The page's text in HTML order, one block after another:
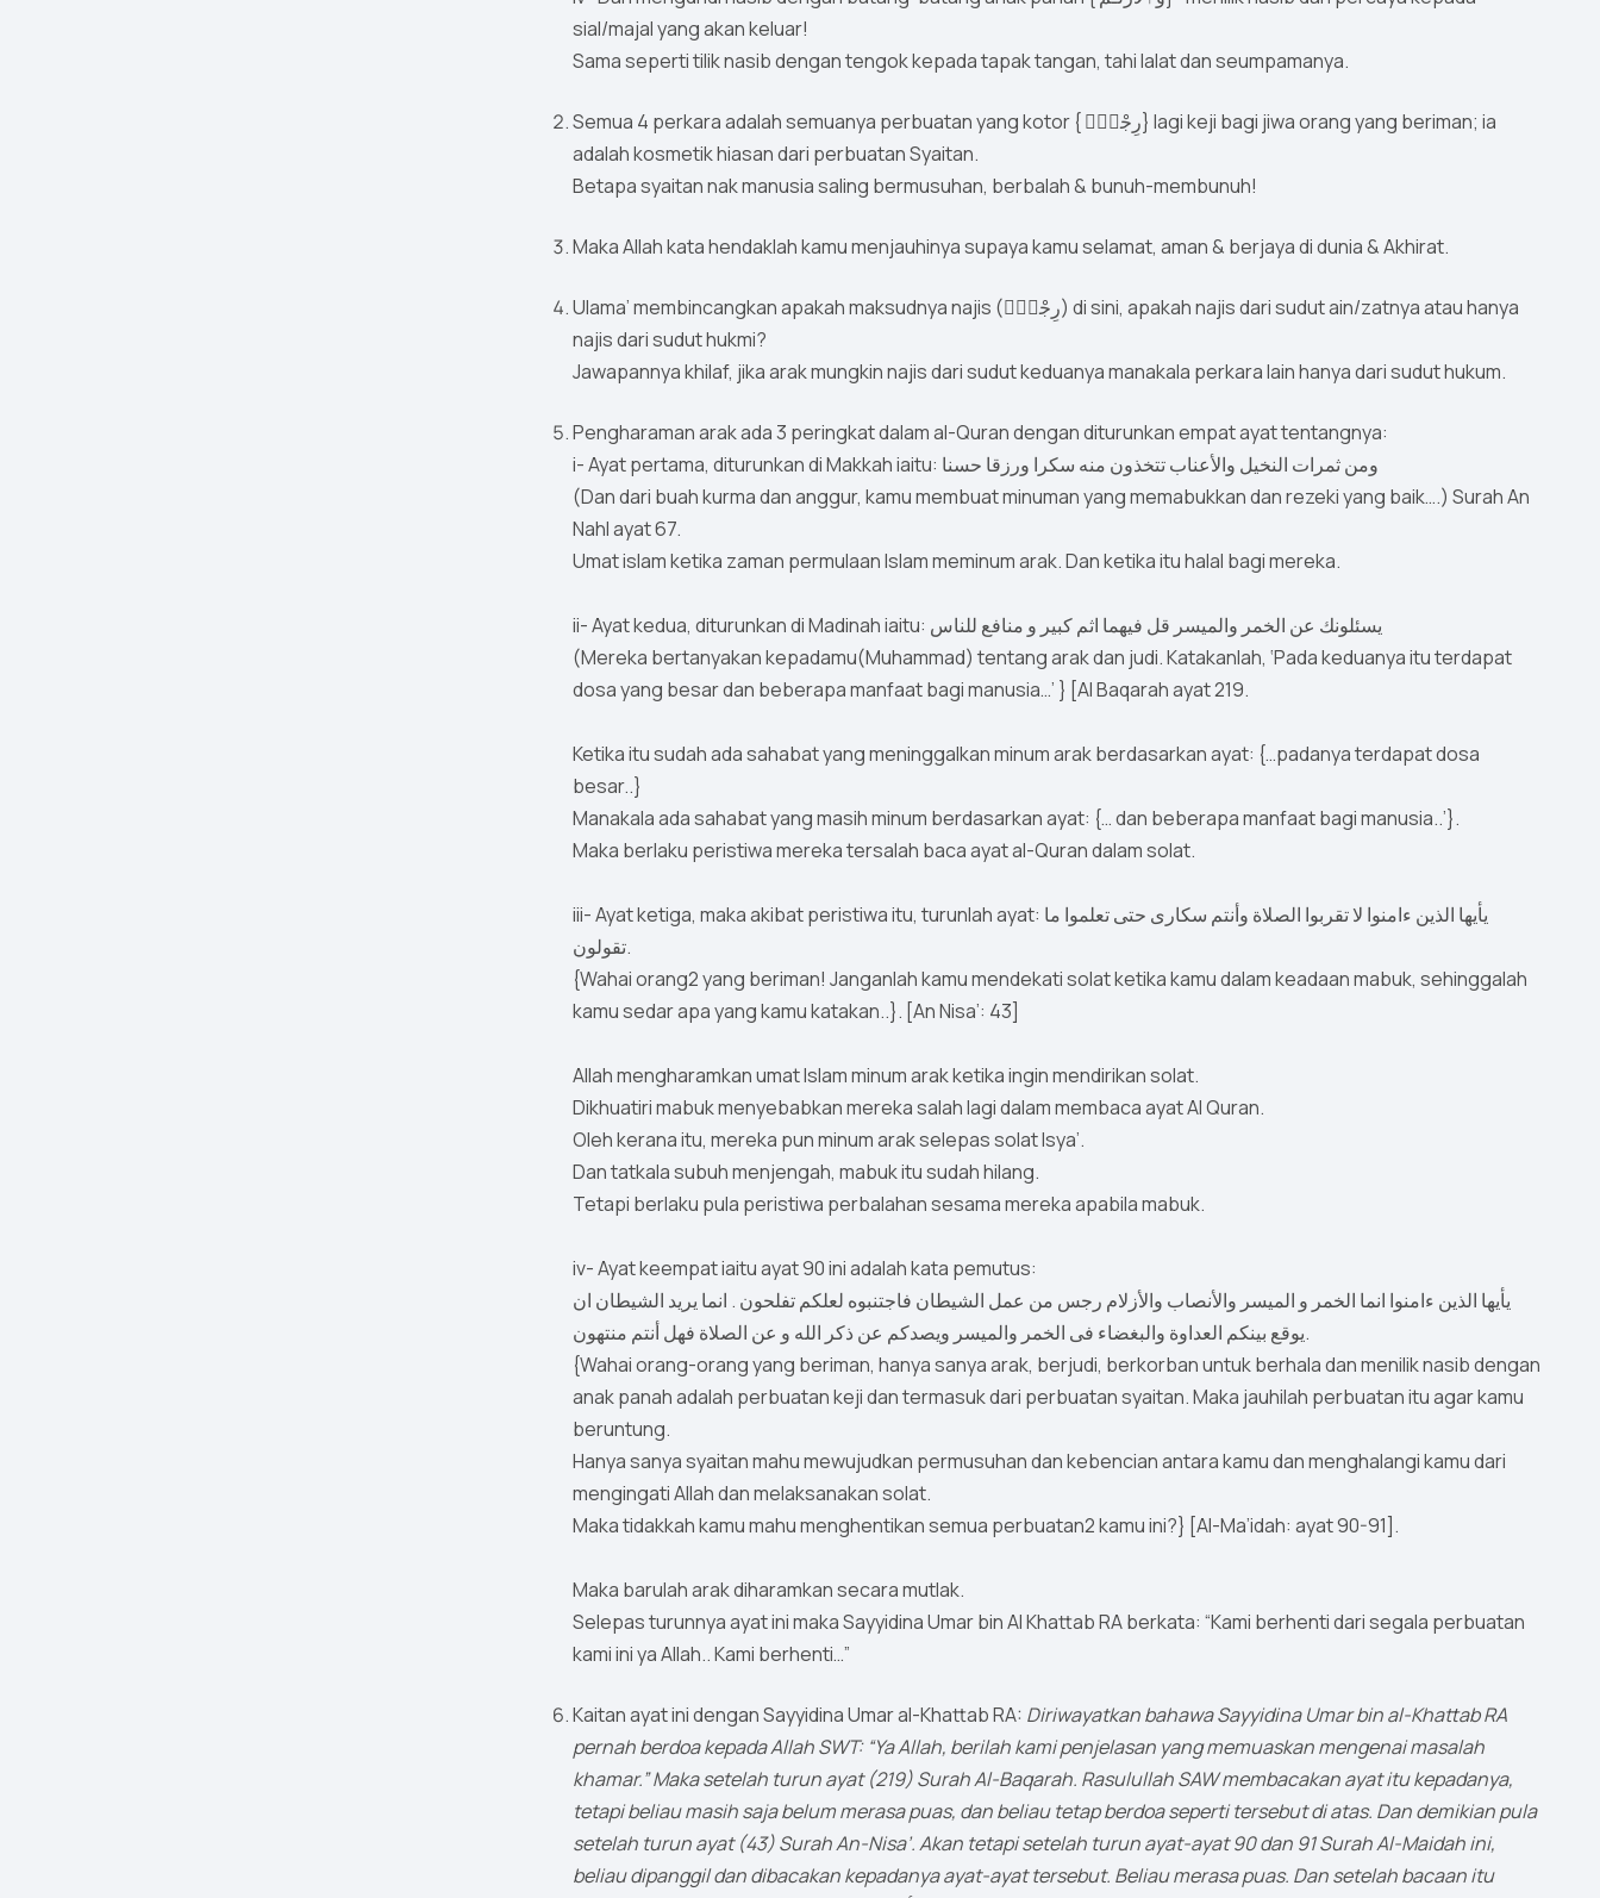
sial/majal yang akan keluar!
Sama seperti tilik nasib dengan tengok kepada tapak tangan, tahi lalat dan seumpamanya.
Semua 4 perkara adalah semuanya perbuatan yang kotor { رِجْسٌۭ} lagi keji bagi jiwa orang yang beriman; ia
adalah kosmetik hiasan dari perbuatan Syaitan.
Betapa syaitan nak manusia saling bermusuhan, berbalah & bunuh-membunuh!
Maka Allah kata hendaklah kamu menjauhinya supaya kamu selamat, aman & berjaya di dunia & Akhirat.
Ulama’ membincangkan apakah maksudnya najis (رِجْسٌۭ) di sini, apakah najis dari sudut ain/zatnya atau hanya
najis dari sudut hukmi?
Jawapannya khilaf, jika arak mungkin najis dari sudut keduanya manakala perkara lain hanya dari sudut hukum.
Pengharaman arak ada 3 peringkat dalam al-Quran dengan diturunkan empat ayat tentangnya:
i- Ayat pertama, diturunkan di Makkah iaitu: ومن ثمرات النخيل والأعناب تتخذون منه سكرا ورزقا حسنا
(Dan dari buah kurma dan anggur, kamu membuat minuman yang memabukkan dan rezeki yang baik….) Surah An
Nahl ayat 67.
Umat islam ketika zaman permulaan Islam meminum arak. Dan ketika itu halal bagi mereka.
ii- Ayat kedua, diturunkan di Madinah iaitu: يسئلونك عن الخمر والميسر قل فيهما اثم كبير و منافع للناس
(Mereka bertanyakan kepadamu(Muhammad) tentang arak dan judi. Katakanlah, ‘Pada keduanya itu terdapat
dosa yang besar dan beberapa manfaat bagi manusia…’ } [Al Baqarah ayat 219.
Ketika itu sudah ada sahabat yang meninggalkan minum arak berdasarkan ayat: {…padanya terdapat dosa
besar..}
Manakala ada sahabat yang masih minum berdasarkan ayat: {… dan beberapa manfaat bagi manusia..’}.
Maka berlaku peristiwa mereka tersalah baca ayat al-Quran dalam solat.
iii- Ayat ketiga, maka akibat peristiwa itu, turunlah ayat: يأيها الذين ءامنوا لا تقربوا الصلاة وأنتم سكارى حتى تعلموا ما
تقولون.
{Wahai orang2 yang beriman! Janganlah kamu mendekati solat ketika kamu dalam keadaan mabuk, sehinggalah
kamu sedar apa yang kamu katakan..}. [An Nisa’: 43]
Allah mengharamkan umat Islam minum arak ketika ingin mendirikan solat.
Dikhuatiri mabuk menyebabkan mereka salah lagi dalam membaca ayat Al Quran.
Oleh kerana itu, mereka pun minum arak selepas solat Isya’.
Dan tatkala subuh menjengah, mabuk itu sudah hilang.
Tetapi berlaku pula peristiwa perbalahan sesama mereka apabila mabuk.
iv- Ayat keempat iaitu ayat 90 ini adalah kata pemutus:
يأيها الذين ءامنوا انما الخمر و الميسر والأنصاب والأزلام رجس من عمل الشيطان فاجتنبوه لعلكم تفلحون . انما يريد الشيطان ان
يوقع بينكم العداوة والبغضاء فى الخمر والميسر ويصدكم عن ذكر الله و عن الصلاة فهل أنتم منتهون.
{Wahai orang-orang yang beriman, hanya sanya arak, berjudi, berkorban untuk berhala dan menilik nasib dengan
anak panah adalah perbuatan keji dan termasuk dari perbuatan syaitan. Maka jauhilah perbuatan itu agar kamu
beruntung.
Hanya sanya syaitan mahu mewujudkan permusuhan dan kebencian antara kamu dan menghalangi kamu dari
mengingati Allah dan melaksanakan solat.
Maka tidakkah kamu mahu menghentikan semua perbuatan2 kamu ini?} [Al-Ma’idah: ayat 90-91].
Maka barulah arak diharamkan secara mutlak.
Selepas turunnya ayat ini maka Sayyidina Umar bin Al Khattab RA berkata: “Kami berhenti dari segala perbuatan
kami ini ya Allah.. Kami berhenti…”
Kaitan ayat ini dengan Sayyidina Umar al-Khattab RA: Diriwayatkan bahawa Sayyidina Umar bin al-Khattab RA
pernah berdoa kepada Allah SWT: “Ya Allah, berilah kami penjelasan yang memuaskan mengenai masalah
khamar.” Maka setelah turun ayat (219) Surah Al-Baqarah. Rasulullah SAW membacakan ayat itu kepadanya,
tetapi beliau masih saja belum merasa puas, dan beliau tetap berdoa seperti tersebut di atas. Dan demikian pula
setelah turun ayat (43) Surah An-Nisa’. Akan tetapi setelah turun ayat-ayat 90 dan 91 Surah Al-Maidah ini,
beliau dipanggil dan dibacakan kepadanya ayat-ayat tersebut. Beliau merasa puas. Dan setelah bacaan itu